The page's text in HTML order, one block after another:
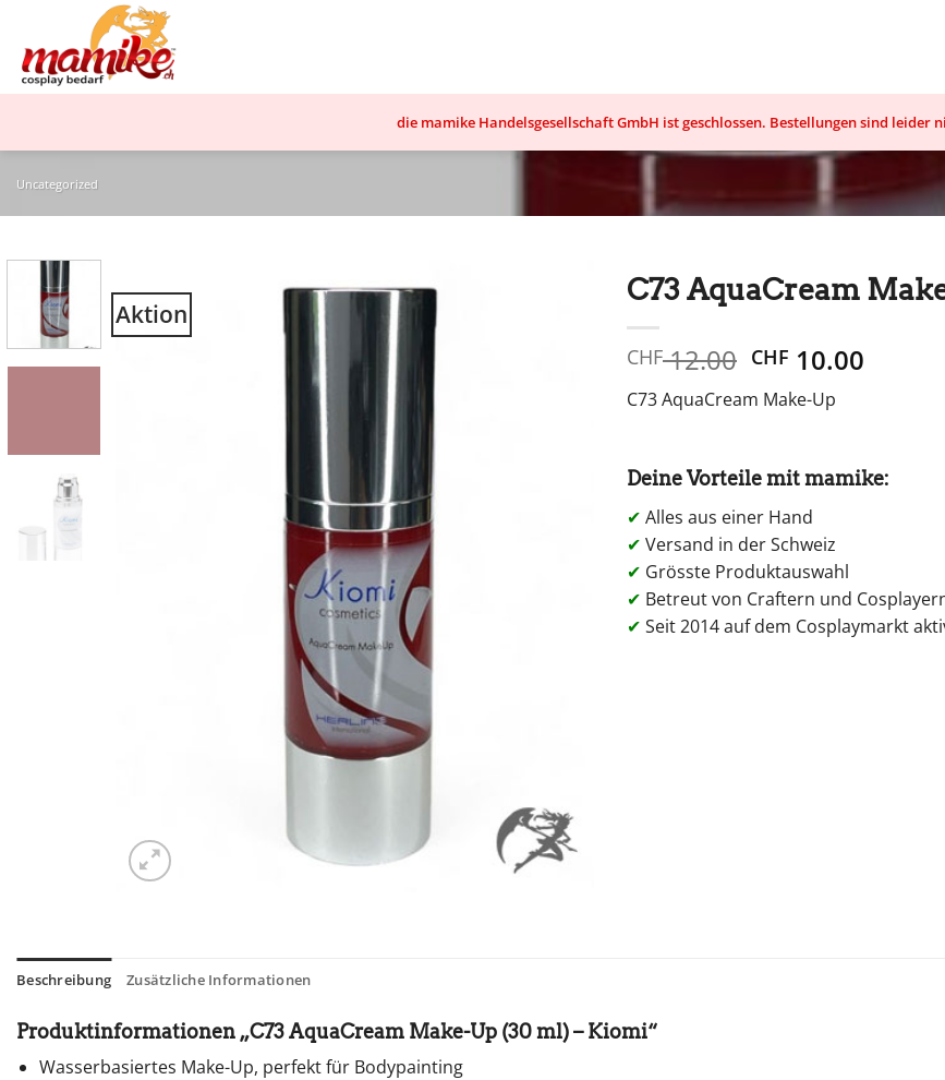
springen
die mamike Handelsgesellschaft GmbH ist geschlossen. Bestellungen sind leider
Uncategorized
Aktion
C73 AquaCream
CHF12.00 Ursprünglicher
Preis
war:
CHF 10.00
C73 AquaCream Make-Up
Deine Vorteile mit mamike:
✔ Alles aus einer Hand
✔ Versand in der Schweiz
✔ Grösste Produktauswahl
✔ Betreut von Craftern und
✔ Seit 2014 auf dem Cosplaymarkt
Beschreibung Zusätzliche Informationen
Produktinformationen „C73 AquaCream Make-Up (30 ml) – Kiomi“
Wasserbasiertes Make-Up, perfekt für Bodypainting